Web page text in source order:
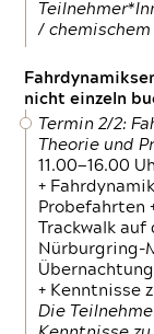
/
nicht einzeln
Termin 2/2:
Theorie und
11.00—16.00
+
Probefahrten
Trackwalk
Nürburgring-
+ Kenntnisse
Die